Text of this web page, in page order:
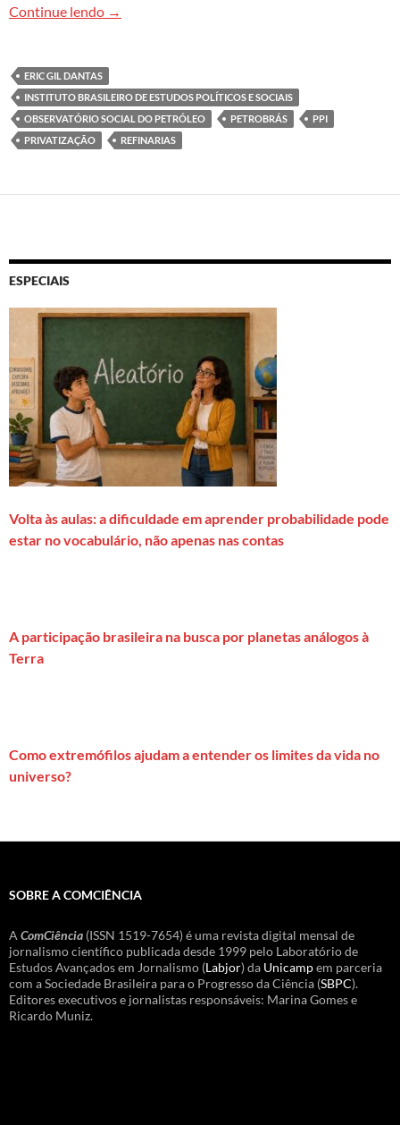
Continue lendo A privatização fatiada da Petrobrás:
→
ERIC GIL DANTAS
INSTITUTO BRASILEIRO DE ESTUDOS POLÍTICOS E SOCIAIS
OBSERVATÓRIO SOCIAL DO PETRÓLEO
PETROBRÁS
PPI
PRIVATIZAÇÃO
REFINARIAS
ESPECIAIS
Volta às aulas: a dificuldade em aprender probabilidade pode
estar no vocabulário, não apenas nas contas
A participação brasileira na busca por planetas análogos à
Terra
Como extremófilos ajudam a entender os limites da vida no
universo?
SOBRE A COMCIÊNCIA
A ComCiência (ISSN 1519-7654) é uma revista digital mensal de
jornalismo científico publicada desde 1999 pelo Laboratório de
Estudos Avançados em Jornalismo (Labjor) da Unicampem parceria
com a Sociedade Brasileira para o Progresso da Ciência (SBPC).
Editores executivos e jornalistas responsáveis: Marina Gomes e
Ricardo Muniz.